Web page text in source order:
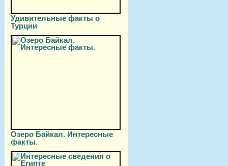
Удивительные факты о
Турции
Озеро Байкал. Интересные
факты.